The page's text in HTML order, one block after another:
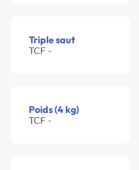
Triple saut
TCF -
Poids (4 kg)
TCF -